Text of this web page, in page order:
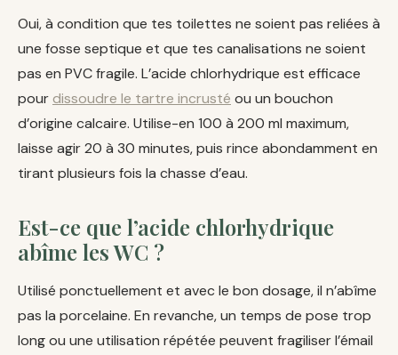
Oui, à condition que tes toilettes ne soient pas reliées à
une fosse septique et que tes canalisations ne soient
pas en PVC fragile. L’acide chlorhydrique est efficace
pourdissoudre le tartre incrusté ou un bouchon
d’origine calcaire. Utilise-en 100 à 200 ml maximum,
laisse agir 20 à 30 minutes, puis rince abondamment en
tirant plusieurs fois la chasse d’eau.
Est-ce que l’acide chlorhydrique
abîme les WC ?
Utilisé ponctuellement et avec le bon dosage, il n’abîme
pas la porcelaine. En revanche, un temps de pose trop
long ou une utilisation répétée peuvent fragiliser l’émail